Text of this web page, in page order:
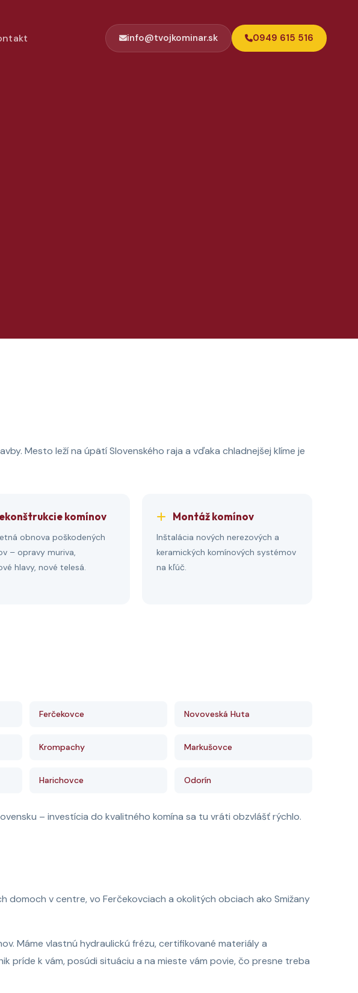
info@tvojkominar.sk 0949 615 516
Mesto leží na úpätí Slovenského raja a vďaka chladnejšej klíme je
komínov
obnova poškodených
– opravy muriva,
hlavy, nové telesá.
Montáž komínov
Inštalácia nových nerezových a
keramických komínových systémov
na kľúč.
Ferčekovce Novoveská Huta
Krompachy Markušovce
Harichovce Odorín
– investícia do kvalitného komína sa tu vráti obzvlášť rýchlo.
domoch v centre, vo Ferčekovciach a okolitých obciach ako Smižany
Máme vlastnú hydraulickú frézu, certifikované materiály a
príde k vám, posúdi situáciu a na mieste vám povie, čo presne treba